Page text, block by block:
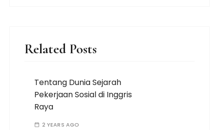
Related Posts
Tentang Dunia Sejarah
Pekerjaan Sosial di Inggris
Raya
2 YEARS AGO